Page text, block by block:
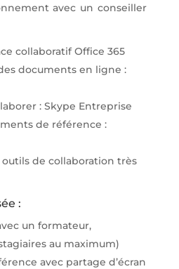
avec un conseiller
collaboratif Office 365
documents en ligne :
: Skype Entreprise
de référence :
outils de collaboration très
:
un formateur,
au maximum)
avec partage d’écran